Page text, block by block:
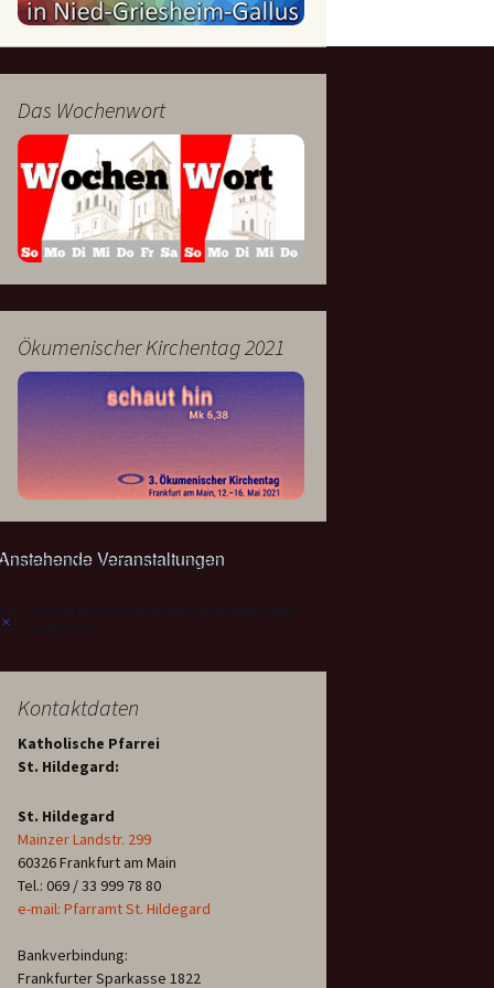
Messdienerplan
trifft-Franziskus
Link)
Wochenwort
– Ergebnisse der
(Zukunftswerkstatt)
Das Wochenwort
Ökumenischer Kirchentag 2021
Veranstaltungen
Hinweis
Kontaktdaten
Katholische Pfarrei
St. Hildegard:
St. Hildegard
Mainzer Landstr. 299
60326 Frankfurt am Main
Tel.: 069 / 33 999 78 80
e-mail: Pfarramt St. Hildegard
Bankverbindung:
Frankfurter Sparkasse 1822